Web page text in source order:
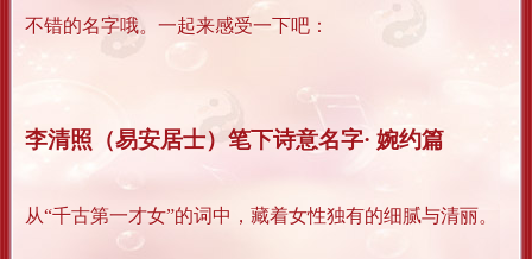
不错的名字哦。一起来感受一下吧：
李清照（易安居士）笔下诗意名字· 婉约篇
从“千古第一才女”的词中，藏着女性独有的细腻与清丽。